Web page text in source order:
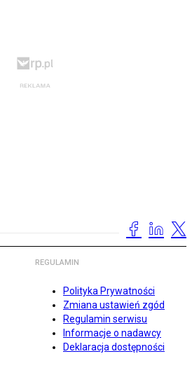
REGULAMIN
Polityka Prywatności
Zmiana ustawień zgód
Regulamin serwisu
Informacje o nadawcy
Deklaracja dostępności